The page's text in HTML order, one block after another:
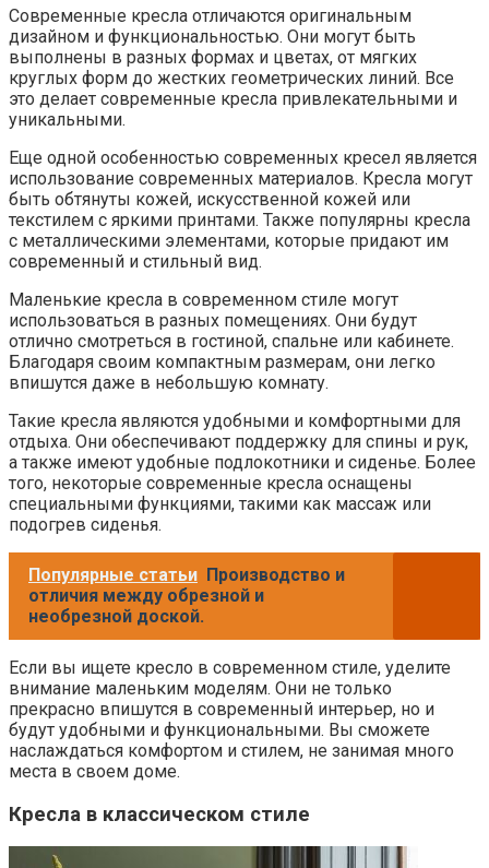
Современные кресла отличаются оригинальным
дизайном и функциональностью. Они могут быть
выполнены в разных формах и цветах, от мягких
круглых форм до жестких геометрических линий. Все
это делает современные кресла привлекательными и
уникальными.
Еще одной особенностью современных кресел является
использование современных материалов. Кресла могут
быть обтянуты кожей, искусственной кожей или
текстилем с яркими принтами. Также популярны кресла
с металлическими элементами, которые придают им
современный и стильный вид.
Маленькие кресла в современном стиле могут
использоваться в разных помещениях. Они будут
отлично смотреться в гостиной, спальне или кабинете.
Благодаря своим компактным размерам, они легко
впишутся даже в небольшую комнату.
Такие кресла являются удобными и комфортными для
отдыха. Они обеспечивают поддержку для спины и рук,
а также имеют удобные подлокотники и сиденье. Более
того, некоторые современные кресла оснащены
специальными функциями, такими как массаж или
подогрев сиденья.
Популярные статьи Производство и
отличия между обрезной и
необрезной доской.
Если вы ищете кресло в современном стиле, уделите
внимание маленьким моделям. Они не только
прекрасно впишутся в современный интерьер, но и
будут удобными и функциональными. Вы сможете
наслаждаться комфортом и стилем, не занимая много
места в своем доме.
Кресла в классическом стиле